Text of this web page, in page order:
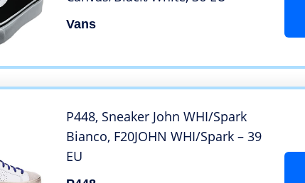
Vans
P448, Sneaker John WHI/Spark
Bianco, F20JOHN WHI/Spark – 39
EU